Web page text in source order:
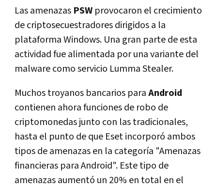
Las amenazas PSW provocaron el crecimiento
de criptosecuestradores dirigidos a la
plataforma Windows. Una gran parte de esta
actividad fue alimentada por una variante del
malware como servicio Lumma Stealer.
Muchos troyanos bancarios paraAndroid
contienen ahora funciones de robo de
criptomonedas junto con las tradicionales,
hasta el punto de que Eset incorporó ambos
tipos de amenazas en la categoría "Amenazas
financieras para Android". Este tipo de
amenazas aumentó un 20% en total en el